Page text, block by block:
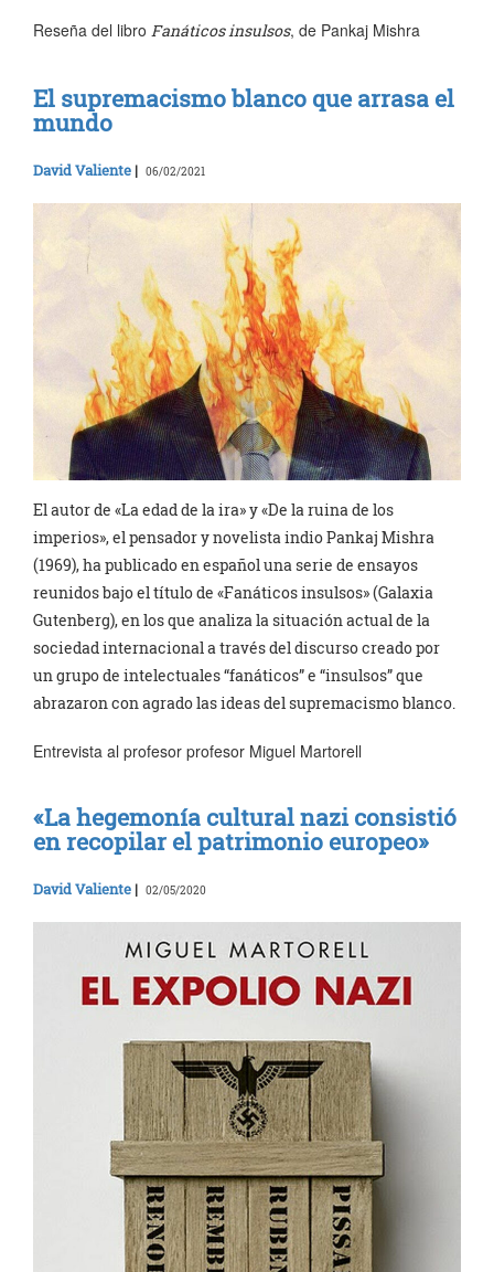
Reseña del libro Fanáticos insulsos, de Pankaj Mishra
El supremacismo blanco que arrasa el
mundo
David Valiente | 06/02/2021
El autor de «La edad de la ira» y «De la ruina de los
imperios», el pensador y novelista indio Pankaj Mishra
(1969), ha publicado en español una serie de ensayos
reunidos bajo el título de «Fanáticos insulsos» (Galaxia
Gutenberg), en los que analiza la situación actual de la
sociedad internacional a través del discurso creado por
un grupo de intelectuales “fanáticos” e “insulsos” que
abrazaron con agrado las ideas del supremacismo blanco.
Entrevista al profesor profesor Miguel Martorell
«La hegemonía cultural nazi consistió
en recopilar el patrimonio europeo»
David Valiente | 02/05/2020